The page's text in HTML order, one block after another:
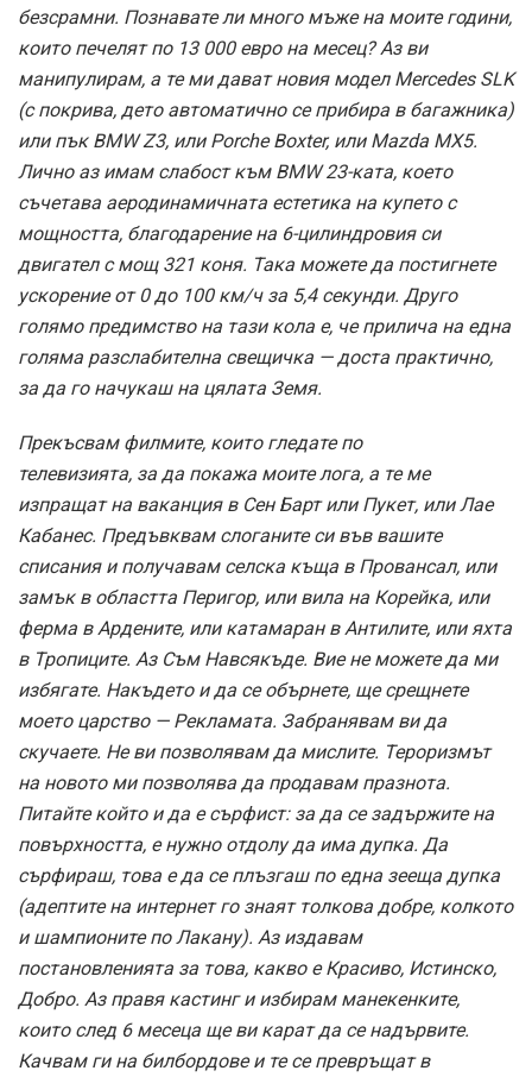
безсрамни. Познавате ли много мъже на моите години,
които печелят по 13 000 евро на месец? Аз ви
манипулирам, а те ми дават новия модел Mercedes SLK
(с покрива, дето автоматично се прибира в багажника)
или пък BMW Z3, или Porche Boxter, или Mazda MX5.
Лично аз имам слабост към BMW 23-ката, което
съчетава аеродинамичната естетика на купето с
мощността, благодарение на 6-цилиндровия си
двигател с мощ 321 коня. Така можете да постигнете
ускорение от 0 до 100 км/ч за 5,4 секунди. Друго
голямо предимство на тази кола е, че прилича на една
голяма разслабителна свещичка — доста практично,
за да го начукаш на цялата Земя.
Прекъсвам филмите, които гледате по
телевизията, за да покажа моите лога, а те ме
изпращат на ваканция в Сен Барт или Пукет, или Лае
Кабанес. Предъвквам слоганите си във вашите
списания и получавам селска къща в Провансал, или
замък в областта Перигор, или вила на Корейка, или
ферма в Ардените, или катамаран в Антилите, или яхта
в Тропиците. Аз Съм Навсякъде. Вие не можете да ми
избягате. Накъдето и да се обърнете, ще срещнете
моето царство — Рекламата. Забранявам ви да
скучаете. Не ви позволявам да мислите. Тероризмът
на новото ми позволява да продавам празнота.
Питайте който и да е сърфист: за да се задържите на
повърхността, е нужно отдолу да има дупка. Да
сърфираш, това е да се плъзгаш по една зееща дупка
(адептите на интернет го знаят толкова добре, колкото
и шампионите по Лакану). Аз издавам
постановленията за това, какво е Красиво, Истинско,
Добро. Аз правя кастинг и избирам манекенките,
които след 6 месеца ще ви карат да се надървите.
Качвам ги на билбордове и те се превръщат в